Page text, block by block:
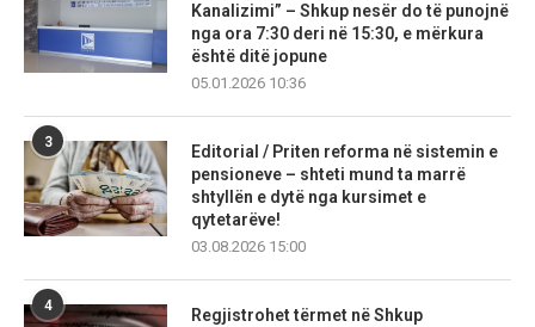
Kanalizimi” – Shkup nesër do të punojnë
nga ora 7:30 deri në 15:30, e mërkura
është ditë jopune
05.01.2026 10:36
3
Editorial / Priten reforma në sistemin e
pensioneve – shteti mund ta marrë
shtyllën e dytë nga kursimet e
qytetarëve!
03.08.2026 15:00
4
Regjistrohet tërmet në Shkup